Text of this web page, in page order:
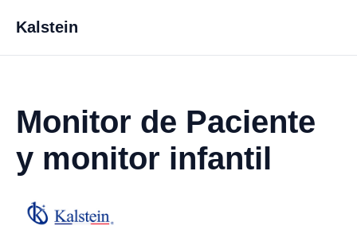
Kalstein
Monitor de Paciente
y monitor infantil